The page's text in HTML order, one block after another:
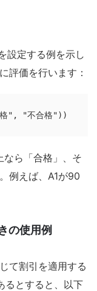
設定する例を示し
評価を行います：
", "不合格"))
ら「合格」、そ
例えば、A1が90
の使用例
て割引を適用する
るとすると、以下